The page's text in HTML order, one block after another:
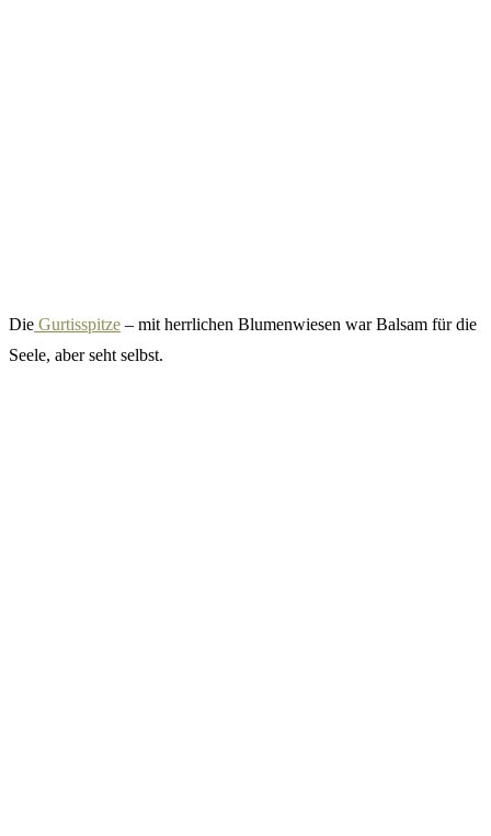
Die Gurtisspitze – mit herrlichen Blumenwiesen war Balsam für die
Seele, aber seht selbst.